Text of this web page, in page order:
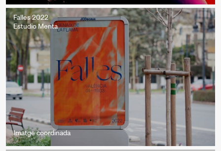
Falles 2022
Estudio Menta
Imatge coordinada